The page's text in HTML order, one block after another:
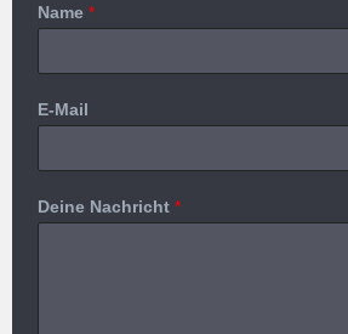
Name *
E-Mail
Deine Nachricht *